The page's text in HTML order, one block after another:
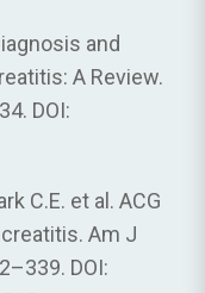
and
A Review.
DOI:
C.E. et al. ACG
Am J
DOI: